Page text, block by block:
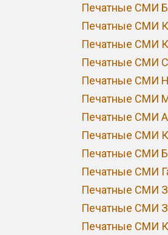
Печатные СМИ
Печатные СМИ
Печатные СМИ
Печатные СМИ
Печатные СМИ
Печатные СМИ
Печатные СМИ
Печатные СМИ
Печатные СМИ
Печатные СМИ
Печатные СМИ
Печатные СМИ
Печатные СМИ